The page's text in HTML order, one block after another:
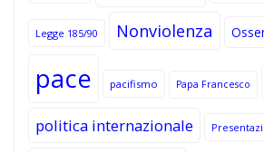
Legge 185/90 Nonviolenza
pace pacifismo Papa Francesco
politica internazionale